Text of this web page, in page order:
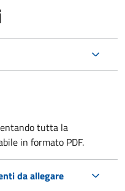
tutta la
in formato PDF.
da allegare